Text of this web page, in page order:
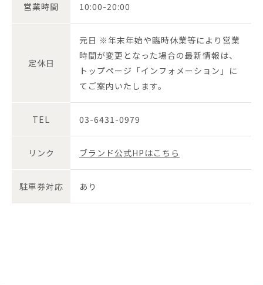
営業時間 10:00-20:00
定休日
元日 ※年末年始や臨時休業等により営業
時間が変更となった場合の最新情報は、
トップページ「インフォメーション」に
てご案内いたします。
TEL 03-6431-0979
リンク ブランド公式HPはこちら
駐車券対応 あり